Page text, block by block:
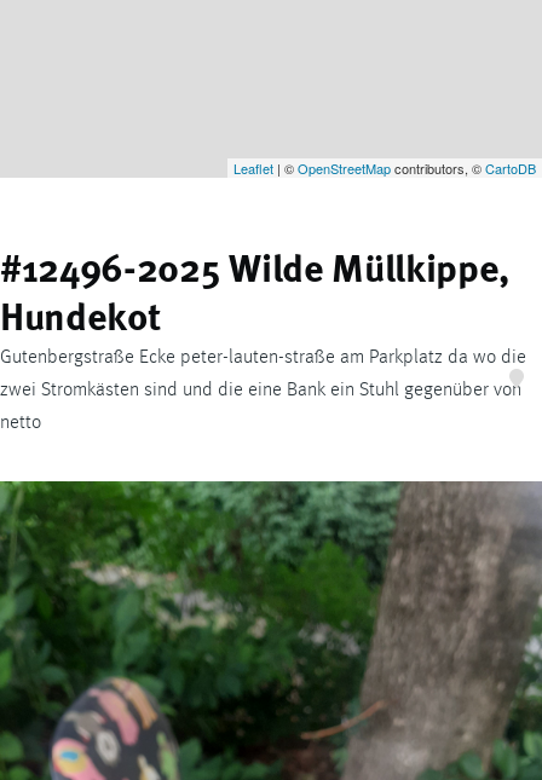
Leaflet | ©OpenStreetMapcontributors, ©CartoDB
#12496-2025 Wilde Müllkippe,
Hundekot
Gutenbergstraße Ecke peter-lauten-straße am Parkplatz da wo die
zwei Stromkästen sind und die eine Bank ein Stuhl gegenüber von
netto